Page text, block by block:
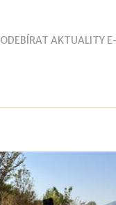
ODEBÍRAT AKTUALITY